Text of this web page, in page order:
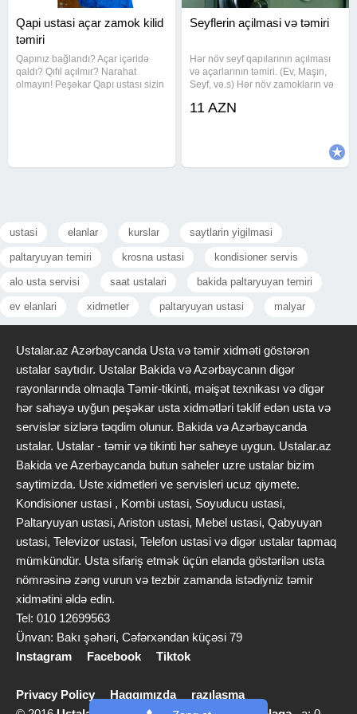
Qapi ustasi açar zamok kilid
təmiri
Qapınız bağlandı? Açar içəridə
qaldı? Qıfıl açılmır? Narahat
olmayın! Peşəkar Qapı ustası sizin
Seyflerin açilmasi və təmiri
Hər növ seyf qapılarının açılması
və açarlarının təmiri. (Ev, Maşın,
Seyf, və.s) Hər növ zamokların və
hazırlanması və təmiri. Açarların
11 AZN
ustasi elanlar kurslar saytlarin yigilmasi
paltaryuyan temiri krosna ustasi kondisioner servis
alo usta servisi saat ustalari bakida paltaryuyan temiri
ev elanlari xidmetler paltaryuyan ustasi malyar
Ustalar.az Azərbaycanda Usta və təmir xidməti göstərən
ustalar saytıdır. Ustalar Bakida və Azərbaycanın digər
rayonlarında olmaqla Təmir-tikinti, məişət texnikası və digər
hər sahəyə uyğun peşəkar usta xidmətləri təklif edən usta və
servislər sizlərə təqdim olunur. Bakida və Azərbaycanda
ustalar. Ustalar - təmir və tikinti hər saheye uygun. Ustalar.az
Bakida ve Azerbaycanda butun saheler uzre ustalar bizim
saytimizda. Uste xidmetleri ve servisleri ucuz qiymete.
Kondisioner ustasi , Kombi ustasi, Soyuducu ustasi,
Paltaryuyan ustasi, Ariston ustasi, Mebel ustasi, Qabyuyan
ustasi, Televizor ustasi, Telefon ustasi və digər ustalar tapmaq
mümkündür. Usta sifariş etmək üçün elanda göstərilən usta
nömrəsinə zəng vurun və tezbir zamanda istədiyniz təmir
xidmətini əldə edin.
Tel: 010 12699563
Ünvan: Bakı şəhəri, Cəfərxəndan küçəsi 79
Instagram
Facebook Tiktok
Privacy Policy Haqqımızda
razılaşma